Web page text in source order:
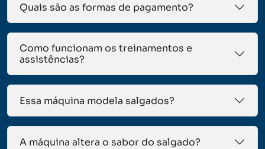
Quais são as formas de pagamento?
Como funcionam os treinamentos e
assistências?
Essa máquina modela salgados?
A máquina altera o sabor do salgado?